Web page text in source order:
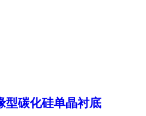
型碳化硅单晶衬底